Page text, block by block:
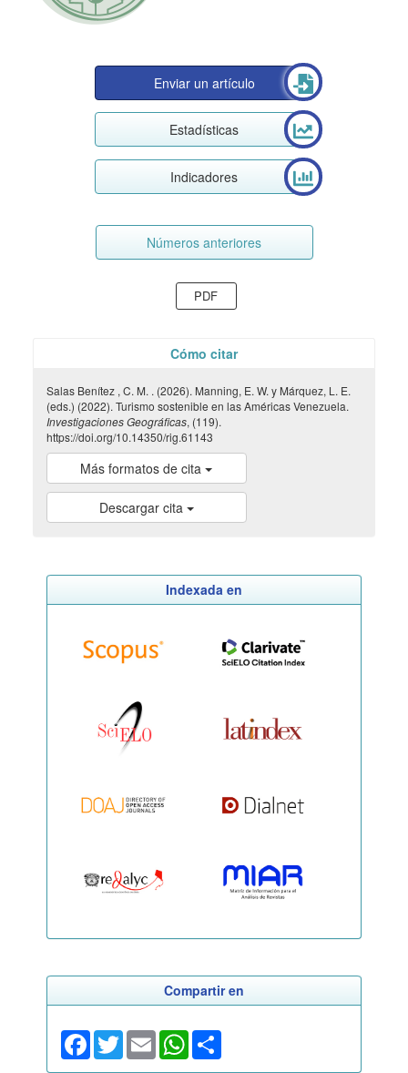
Enviar un artículo
Estadísticas
Indicadores
Números anteriores
PDF
Cómo citar
Salas Benítez , C. M. . (2026). Manning, E. W. y Márquez, L. E.
(eds.) (2022). Turismo sostenible en las Américas Venezuela.
Investigaciones Geográficas, (119).
https://doi.org/10.14350/rig.61143
Más formatos de cita
Descargar cita
Indexada en
Compartir en
Facebook
TwitterEmail WhatsApp